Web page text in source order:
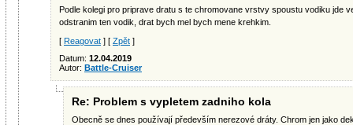
Podle kolegi pro priprave dratu s te chromovane vrstvy spoustu vodiku jde
odstranim ten vodik, drat bych mel bych mene krehkim.
[ Reagovat ] [ Zpět ]
Datum: 12.04.2019
Autor: Battle-Cruiser
Re: Problem s vypletem zadniho kola
Obecně se dnes používají především nerezové dráty. Chrom jen jako